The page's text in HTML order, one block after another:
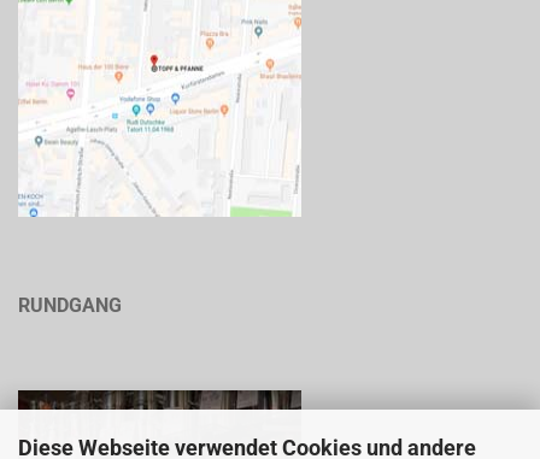
Diese Webseite verwendet Cookies und andere
RUNDGANG